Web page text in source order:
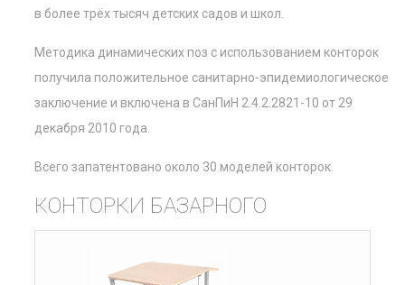
в более трёх тысяч детских садов и школ.
Методика динамических поз с использованием конторок
получила положительное санитарно-эпидемиологическое
заключение и включена в СанПиН 2.4.2.2821-10 от 29
декабря 2010 года.
Всего запатентовано около 30 моделей конторок.
КОНТОРКИ БАЗАРНОГО